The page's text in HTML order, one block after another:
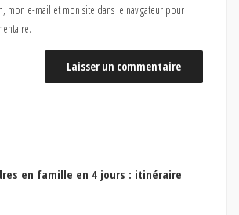
mon e-mail et mon site dans le navigateur pour
en famille en 4 jours : itinéraire